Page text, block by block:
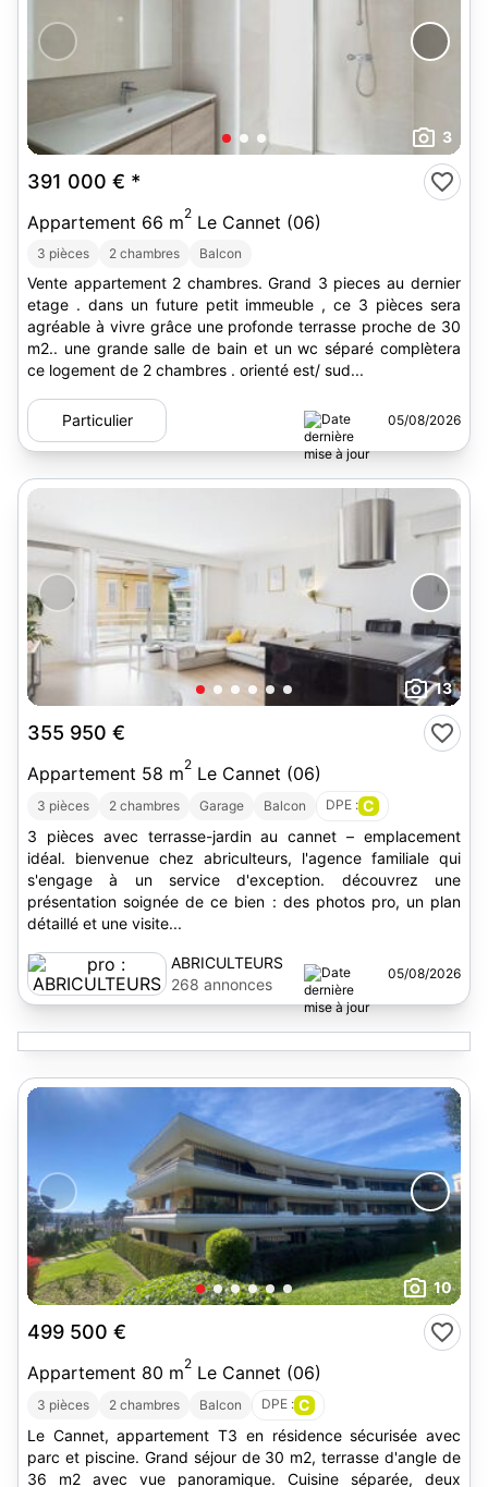
3
391 000 € *
Appartement 66 m2 Le Cannet (06)
3 pièces 2 chambres Balcon
Vente appartement 2 chambres. Grand 3 pieces au dernier
etage . dans un future petit immeuble , ce 3 pièces sera
agréable à vivre grâce une profonde terrasse proche de 30
m2.. une grande salle de bain et un wc séparé complètera
ce logement de 2 chambres . orienté est/ sud...
Particulier 05/08/2026
13
355 950 €
Appartement 58 m2 Le Cannet (06)
3 pièces 2 chambres Garage Balcon DPE : C
3 pièces avec terrasse-jardin au cannet – emplacement
idéal. bienvenue chez abriculteurs, l'agence familiale qui
s'engage à un service d'exception. découvrez une
présentation soignée de ce bien : des photos pro, un plan
détaillé et une visite...
ABRICULTEURS
268 annonces
05/08/2026
10
499 500 €
Appartement 80 m2 Le Cannet (06)
3 pièces 2 chambres Balcon DPE : C
Le Cannet, appartement T3 en résidence sécurisée avec
parc et piscine. Grand séjour de 30 m2, terrasse d'angle de
36 m2 avec vue panoramique. Cuisine séparée, deux